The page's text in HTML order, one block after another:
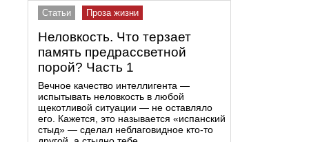
Статьи Проза жизни
Неловкость. Что терзает
память предрассветной
порой? Часть 1
Вечное качество интеллигента —
испытывать неловкость в любой
щекотливой ситуации — не оставляло
его. Кажется, это называется «испанский
стыд» — сделал неблаговидное кто-то